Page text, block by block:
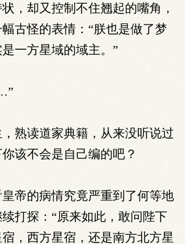
，却又控制不住翘起的嘴角，
古怪的表情：“朕也是做了梦
一方星域的域主。”
熟读道家典籍，从来没听说过
该不会是自己编的吧？
帝的病情究竟严重到了何等地
打探：“原来如此，敢问陛下
，西方星宿，还是南方北方星